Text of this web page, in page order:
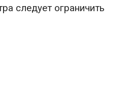
следует ограничить